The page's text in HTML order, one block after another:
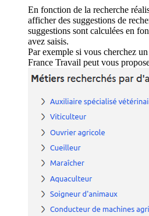
En fonction de la recherche
afficher des suggestions de
suggestions sont calculées en
avez saisis.
Par exemple si vous cherchez
France Travail peut vous